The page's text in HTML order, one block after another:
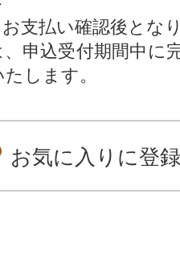
支払い確認後とな
申込受付期間中に
します。
お気に入りに登録